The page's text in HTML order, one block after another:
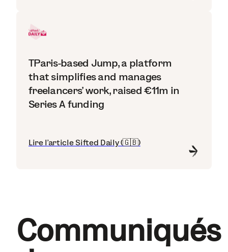
TParis-based Jump, a platform
that simplifies and manages
freelancers' work, raised €11m in
Series A funding
Lire l'article Sifted Daily (🇬🇧)
Communiqués